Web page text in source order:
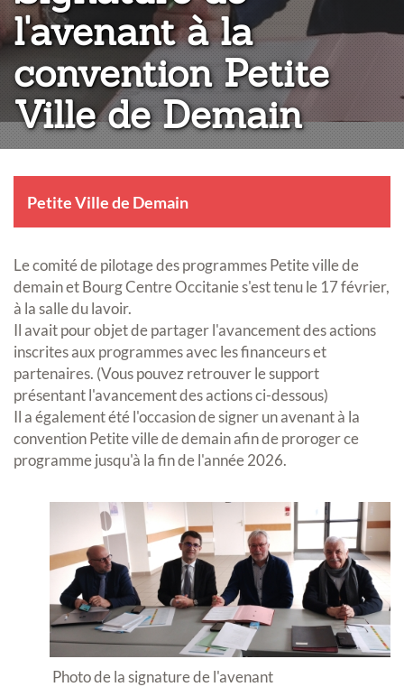
l'avenant à la
convention Petite
Ville de Demain
Petite Ville de Demain
Le comité de pilotage des programmes Petite ville de
demain et Bourg Centre Occitanie s'est tenu le 17 février,
à la salle du lavoir.
Il avait pour objet de partager l'avancement des actions
inscrites aux programmes avec les financeurs et
partenaires. (Vous pouvez retrouver le support
présentant l'avancement des actions ci-dessous)
Il a également été l'occasion de signer un avenant à la
convention Petite ville de demain afin de proroger ce
programme jusqu'à la fin de l'année 2026.
Photo de la signature de l'avenant